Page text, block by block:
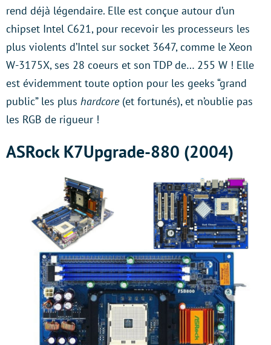
rend déjà légendaire. Elle est conçue autour d’un
chipset Intel C621, pour recevoir les processeurs les
plus violents d’Intel sur socket 3647, comme le Xeon
W-3175X, ses 28 coeurs et son TDP de… 255 W ! Elle
est évidemment toute option pour les geeks “grand
public” les plus hardcore(et fortunés), et n’oublie pas
les RGB de rigueur !
ASRock K7Upgrade-880 (2004)